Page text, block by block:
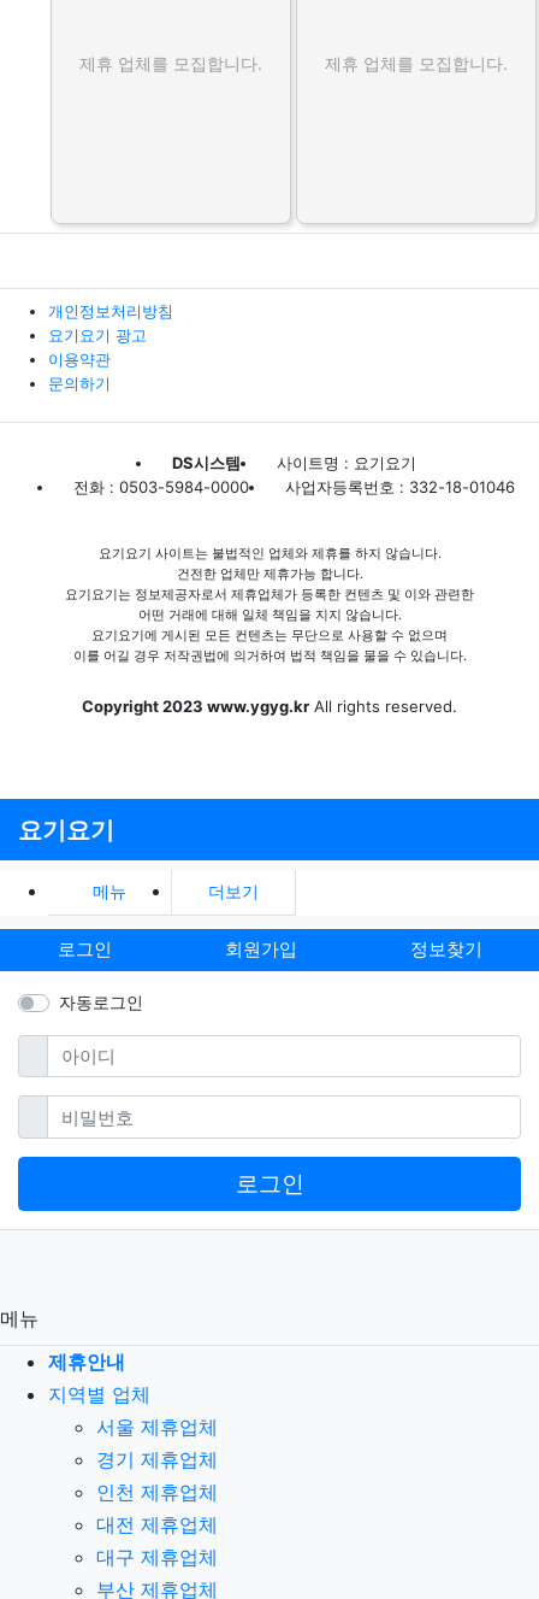
제휴 업체를 모집합니다. 제휴 업체를 모집합니다.
개인정보처리방침
요기요기 광고
이용약관
문의하기
DS시스템
사이트명 : 요기요기
전화 : 0503-5984-0000
사업자등록번호 : 332-18-01046
요기요기 사이트는 불법적인 업체와 제휴를 하지 않습니다.
건전한 업체만 제휴가능 합니다.
요기요기는 정보제공자로서 제휴업체가 등록한 컨텐츠 및 이와 관련한
어떤 거래에 대해 일체 책임을 지지 않습니다.
요기요기에 게시된 모든 컨텐츠는 무단으로 사용할 수 없으며
이를 어길 경우 저작권법에 의거하여 법적 책임을 물을 수 있습니다.
Copyright 2023 www.ygyg.kr All rights reserved.
요기요기
메뉴 더보기
로그인 회원가입 정보찾기
자동로그인
아이디필수
비밀번호필수
로그인
메뉴
제휴안내
지역별 업체
서울 제휴업체
경기 제휴업체
인천 제휴업체
대전 제휴업체
대구 제휴업체
부산 제휴업체